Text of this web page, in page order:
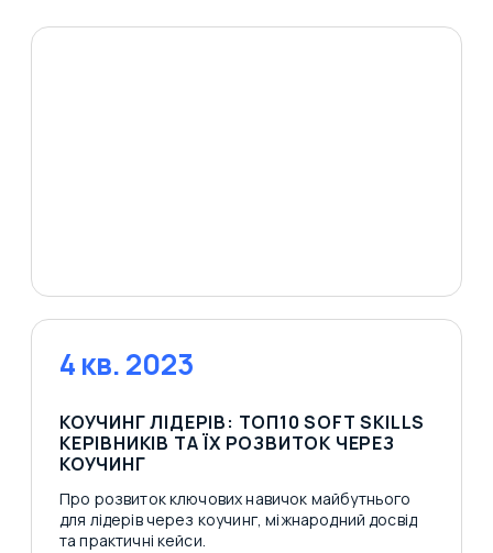
4 кв. 2023
КОУЧИНГ ЛІДЕРІВ: ТОП10 SOFT SKILLS
КЕРІВНИКІВ ТА ЇХ РОЗВИТОК ЧЕРЕЗ
КОУЧИНГ
Про розвиток ключових навичок майбутнього
для лідерів через коучинг, міжнародний досвід
та практичні кейси.